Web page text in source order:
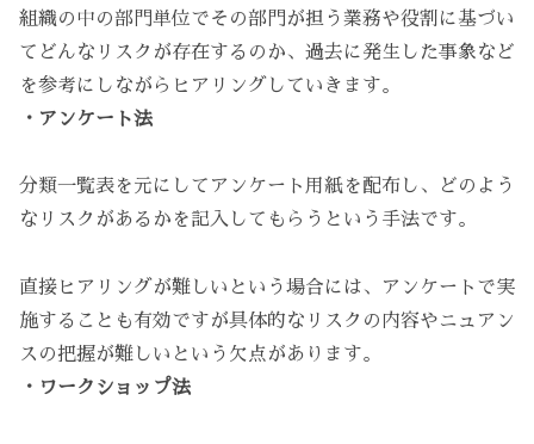
組織の中の部門単位でその部門が担う業務や役割に基づい
てどんなリスクが存在するのか、過去に発生した事象など
を参考にしながらヒアリングしていきます。
・アンケート法
分類一覧表を元にしてアンケート用紙を配布し、どのよう
なリスクがあるかを記入してもらうという手法です。
直接ヒアリングが難しいという場合には、アンケートで実
施することも有効ですが具体的なリスクの内容やニュアン
スの把握が難しいという欠点があります。
・ワークショップ法